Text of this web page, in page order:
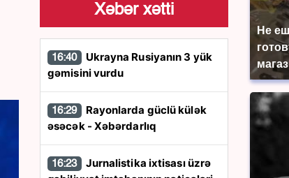
Не
Xəbər xətti
16:40
gəmisini vurdu
16:29
əsəcək - Xəbərdarlıq
16:23